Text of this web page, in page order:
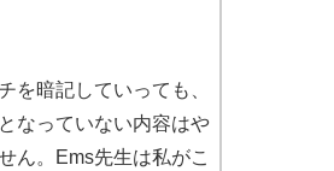
を暗記していっても、
なっていない内容はや
ん。Ems先生は私がこ